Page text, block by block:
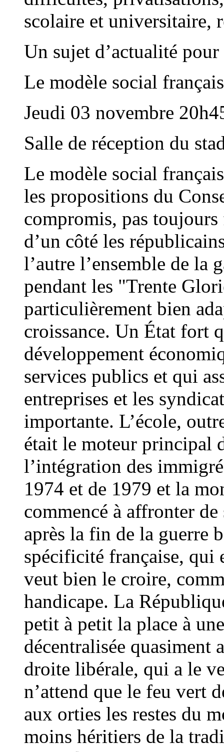
scolaire et universitaire,
Un sujet d’actualité
Le modèle social français
Jeudi 03 novembre
Salle de réception du
Le modèle social
les propositions du
compromis, pas
d’un côté les
l’autre l’ensemble de la
pendant les "Trente
particulièrement bien
croissance. Un État fort
développement
services publics et qui
entreprises et les
importante. L’école,
était le moteur principal
l’intégration des
1974 et de 1979 et la
commencé à affronter
après la fin de la guerre
spécificité française, qui
veut bien le croire,
handicape. La
petit à petit la place à
décentralisée quasiment
droite libérale, qui a le
n’attend que le feu vert
aux orties les restes du
moins héritiers de la